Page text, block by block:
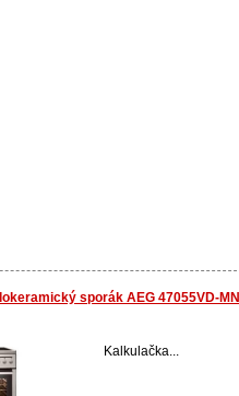
sporák AEG 47055VD-MN
Kalkulačka...